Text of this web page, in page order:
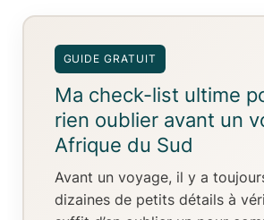
GUIDE GRATUIT
Ma check-list ultime
rien oublier avant un
Afrique du Sud
Avant un voyage, il y a
dizaines de petits détails à